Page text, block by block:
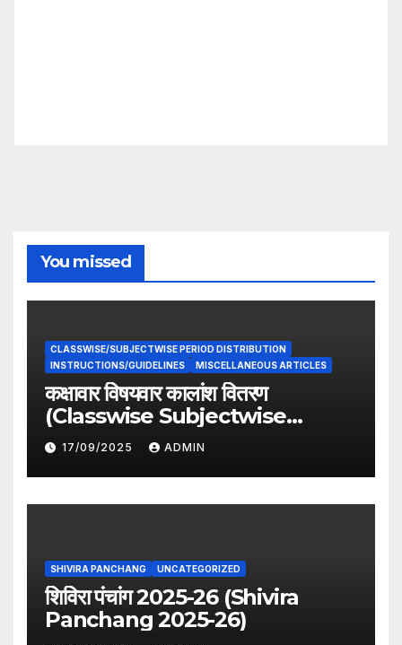
You missed
CLASSWISE/SUBJECTWISE PERIOD DISTRIBUTION
INSTRUCTIONS/GUIDELINES
MISCELLANEOUS ARTICLES
कक्षावार विषयवार कालांश वितरण
(Classwise Subjectwise
period distribution)
17/09/2025 ADMIN
SHIVIRA PANCHANG UNCATEGORIZED
शिविरा पंचांग 2025-26 (Shivira
Panchang 2025-26)